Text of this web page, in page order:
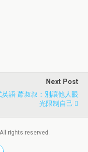
Next Post
英語 蕭叔叔：別讓他人眼
光限制自己
rights reserved.